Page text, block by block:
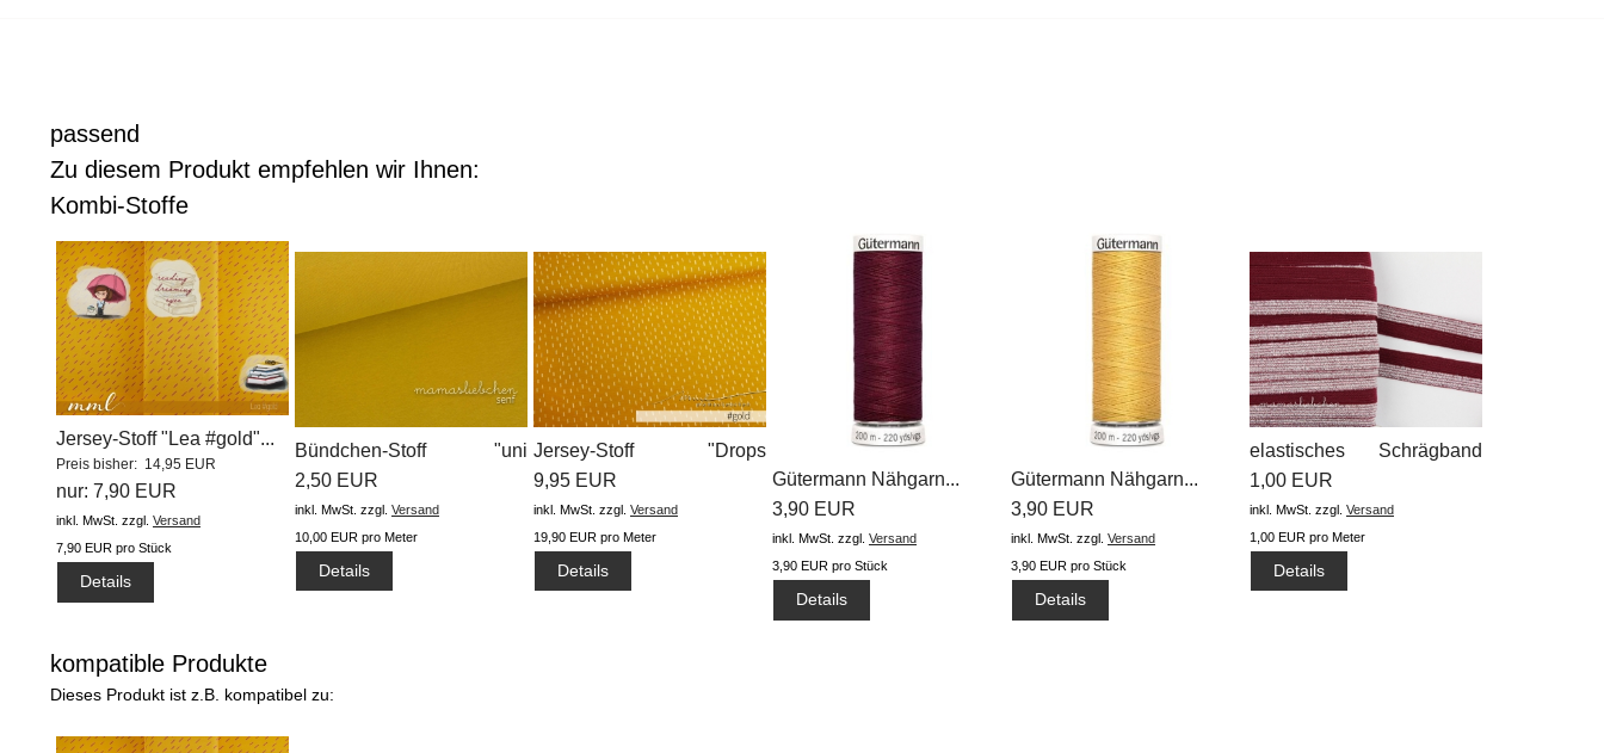
passend
Zu diesem Produkt empfehlen wir Ihnen:
Kombi-Stoffe
Jersey-Stoff "Lea #gold"...
Preis bisher: 14,95 EUR
nur: 7,90 EUR
inkl. MwSt. zzgl. Versand
7,90 EUR pro Stück
Details
Bündchen-Stoff "uni
#senf"...
2,50 EUR
inkl. MwSt. zzgl. Versand
10,00 EUR pro Meter
Details
Jersey-Stoff "Drops
#gold"...
9,95 EUR
inkl. MwSt. zzgl. Versand
19,90 EUR pro Meter
Details
Gütermann Nähgarn...
3,90 EUR
inkl. MwSt. zzgl. Versand
3,90 EUR pro Stück
Details
Gütermann Nähgarn...
3,90 EUR
inkl. MwSt. zzgl. Versand
3,90 EUR pro Stück
Details
elastisches Schrägband
Polyamid...
1,00 EUR
inkl. MwSt. zzgl. Versand
1,00 EUR pro Meter
Details
kompatible Produkte
Dieses Produkt ist z.B. kompatibel zu: